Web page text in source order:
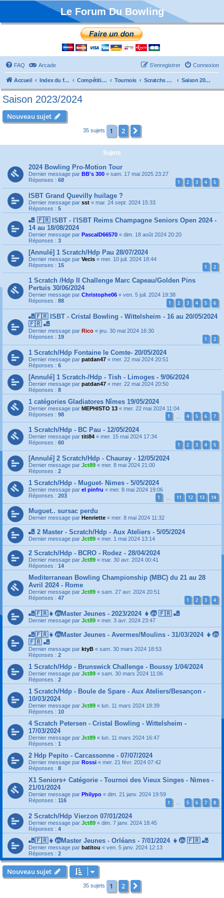
Le Forum Du Bowling
FAQ Arcade Connexion
S’enregistrer
Accueil Index du forum Compétitions Tournois Scratchs et Internationaux Saison 2023/2024
Saison 2023/2024
Nouveau sujet
35 sujets 1 2
Sujets
2024 Bowling Pro-Motion Tour
Dernier message par BB's 300 « sam. 17 mai 2025 23:27
Réponses : 68 1 2 3 4 5
ISBT Grand Quevilly huilage ?
Dernier message par sst « mar. 24 sept. 2024 15:33
Réponses : 5
🎳 🇫🇷 ISBT - l'ISBT Reims Champagne Seniors Open 2024 -
14 au 18/08/2024
Dernier message par PascalD66570 « dim. 18 août 2024 20:20
Réponses : 3
[Annulé] 1 Scratch/Hdp Pau 28/07/2024
Dernier message par Vecis « mer. 10 juil. 2024 18:44
Réponses : 15 1 2
1 Scratch /Hdp II Challenge Marc Capeau/Golden Pins
Pertuis 30/06/2024
Dernier message par Christophe06 « ven. 5 juil. 2024 19:38
Réponses : 88 1 2 3 4 5 6
🎳🇫🇷 ISBT - Cristal Bowling - Wittelsheim - 16 au 20/05/2024
🇫🇷 🎳
Dernier message par Rico « jeu. 30 mai 2024 16:30
Réponses : 19 1 2
1 Scratch/Hdp Fontaine le Comte- 20/05/2024
Dernier message par patdan47 « mer. 22 mai 2024 20:51
Réponses : 6
[Annulé] 1 Scratch-/Hdp - Tish - Limoges - 9/06/2024
Dernier message par patdan47 « mer. 22 mai 2024 20:50
Réponses : 8
1 catégories Gladiatores Nîmes 19/05/2024
Dernier message par MEPHISTO 13 « mer. 22 mai 2024 11:04
Réponses : 98 1 4 5 6 7
1 Scratch/Hdp - BC Pau - 12/05/2024
Dernier message par titi84 « mer. 15 mai 2024 17:34
Réponses : 60 1 2 3 4 5
[Annulé] 2 Scratch/Hdp - Chauray - 12/05/2024
Dernier message par Jct89 « mer. 8 mai 2024 21:00
Réponses : 2
1 Scratch/Hdp - Muguet- Nimes - 5/05/2024
Dernier message par el pinfru « mer. 8 mai 2024 19:06
Réponses : 203 1 11 12 13 14
Muguet.. sursac perdu
Dernier message par Henriette « mer. 8 mai 2024 11:32
🎳 2 Master - Scratch/Hdp - Aux Ateliers - 5/05/2024
Dernier message par Jct89 « mer. 1 mai 2024 13:14
2 Scratch/Hdp - BCRO - Rodez - 28/04/2024
Dernier message par Jct89 « mar. 30 avr. 2024 00:41
Réponses : 14
Mediterranean Bowling Championship (MBC) du 21 au 28
Avril 2024 - Rome
Dernier message par Jct89 « sam. 27 avr. 2024 20:51
Réponses : 47 1 2 3 4
🎳🇫🇷👧🧒Master Jeunes - 2023/2024 👧🧒 🇫🇷 🎳
Dernier message par Jct89 « mer. 3 avr. 2024 23:47
🎳🇫🇷👧🧒Master Jeunes - Avermes/Moulins - 31/03/2024 👧🧒
🇫🇷 🎳
Dernier message par ktyB « sam. 30 mars 2024 18:53
Réponses : 2
1 Scratch/Hdp - Brunswick Challenge - Boussy 1/04/2024
Dernier message par Jct89 « sam. 30 mars 2024 11:06
Réponses : 2
1 Scratch/Hdp - Boule de Spare - Aux Ateliers/Besançon -
10/03/2024
Dernier message par Jct89 « lun. 11 mars 2024 18:39
Réponses : 10
4 Scratch Petersen - Cristal Bowling - Wittelsheim -
17/03/2024
Dernier message par Jct89 « lun. 11 mars 2024 16:47
Réponses : 1
2 Hdp Pepito - Carcassonne - 07/07/2024
Dernier message par Rossi « mer. 21 févr. 2024 07:42
Réponses : 8
X1 Seniors+ Catégorie - Tournoi des Vieux Singes - Nimes -
21/01/2024
Dernier message par Philypo « dim. 21 janv. 2024 19:59
Réponses : 116 1 … 5 6 7 8
2 Scratch/Hdp Vierzon 07/01/2024
Dernier message par Jct89 « dim. 7 janv. 2024 18:45
Réponses : 4
🎳🇫🇷👧🧒Master Jeunes - Orléans - 7/01/2024 👧🧒 🇫🇷 🎳
Dernier message par batitou « ven. 5 janv. 2024 12:13
Réponses : 2
Nouveau sujet
35 sujets 1 2